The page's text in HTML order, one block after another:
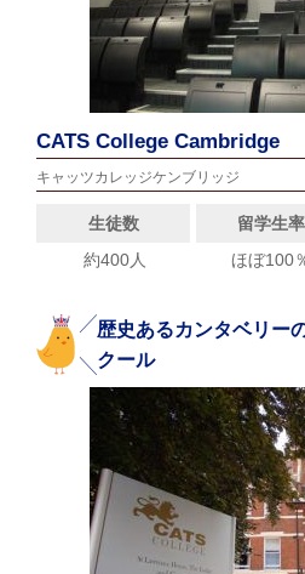
CATS College Cambridge
キャッツカレッジケンブリッジ
生徒数 留学生率
約400人
ほぼ100
歴史あるカンタベリー
クール